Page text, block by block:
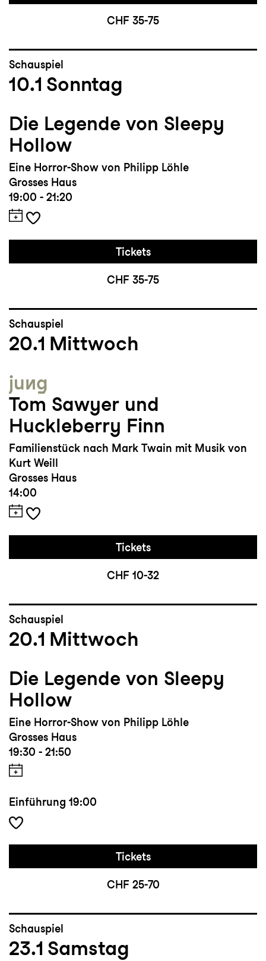
CHF 35-75
Schauspiel
10.1 Sonntag
Die Legende von Sleepy
Hollow
Eine Horror-Show von Philipp Löhle
Grosses Haus
19:00 - 21:20
Tickets
CHF 35-75
Schauspiel
20.1 Mittwoch
jung
Tom Sawyer und
Huckleberry Finn
Familienstück nach Mark Twain mit Musik von
Kurt Weill
Grosses Haus
14:00
Tickets
CHF 10-32
Schauspiel
20.1 Mittwoch
Die Legende von Sleepy
Hollow
Eine Horror-Show von Philipp Löhle
Grosses Haus
19:30 - 21:50
Einführung 19:00
Tickets
CHF 25-70
Schauspiel
23.1 Samstag